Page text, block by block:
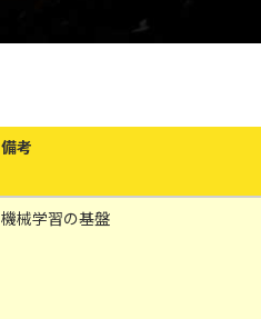
備考
機械学習の基盤